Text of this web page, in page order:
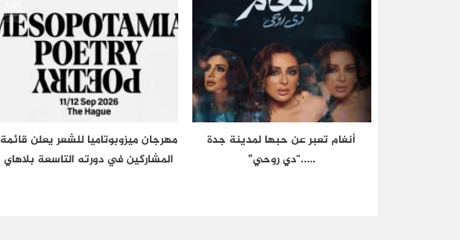
أنغام تعبر عن حبها لمدينة جدة
…..“دي روحي”
مهرجان ميزوبوتاميا للشعر يعلن قائمة
المشاركين في دورته التاسعة بلاهاي